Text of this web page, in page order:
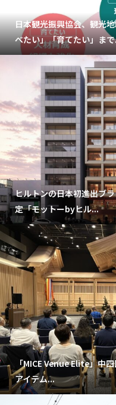
日本観光振興協会、観光
べたい」「育てたい」ま
ヒルトンの日本初進出ブ
定「モットーbyヒル...
「MICE Venue Elite」中
アイテム...